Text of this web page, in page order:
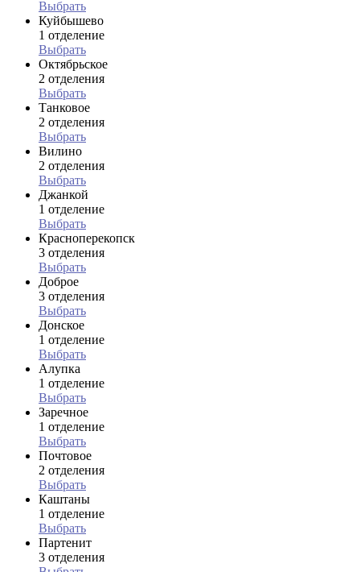
Выбрать
Куйбышево
1 отделение
Выбрать
Октябрьское
2 отделения
Выбрать
Танковое
2 отделения
Выбрать
Вилино
2 отделения
Выбрать
Джанкой
1 отделение
Выбрать
Красноперекопск
3 отделения
Выбрать
Доброе
3 отделения
Выбрать
Донское
1 отделение
Выбрать
Алупка
1 отделение
Выбрать
Заречное
1 отделение
Выбрать
Почтовое
2 отделения
Выбрать
Каштаны
1 отделение
Выбрать
Партенит
3 отделения